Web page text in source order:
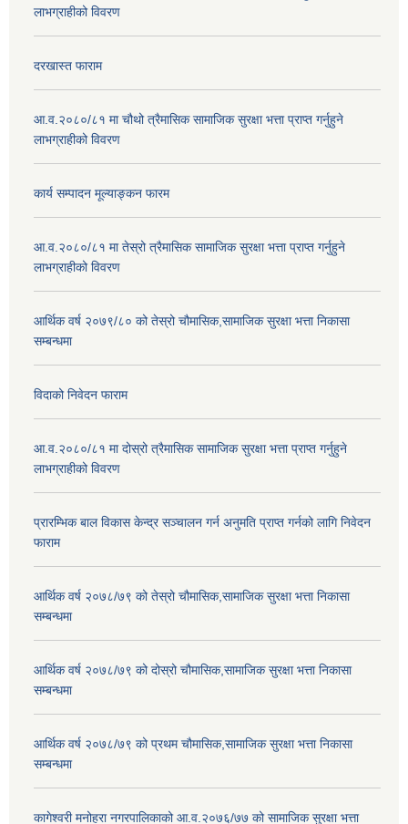
लाभग्राहीको विवरण
दरखास्त फाराम
आ.व.२०८०/८१ मा चौथो त्रैमासिक सामाजिक सुरक्षा भत्ता प्राप्त गर्नुहुने
लाभग्राहीको विवरण
कार्य सम्पादन मूल्याङ्कन फारम
आ.व.२०८०/८१ मा तेस्रो त्रैमासिक सामाजिक सुरक्षा भत्ता प्राप्त गर्नुहुने
लाभग्राहीको विवरण
आर्थिक वर्ष २०७९/८० को तेस्रो चौमासिक,सामाजिक सुरक्षा भत्ता निकासा
सम्बन्धमा
विदाको निवेदन फाराम
आ.व.२०८०/८१ मा दोस्रो त्रैमासिक सामाजिक सुरक्षा भत्ता प्राप्त गर्नुहुने
लाभग्राहीको विवरण
प्रारम्भिक बाल विकास केन्द्र सञ्चालन गर्न अनुमति प्राप्त गर्नको लागि निवेदन
फाराम
आर्थिक वर्ष २०७८/७९ को तेस्रो चौमासिक,सामाजिक सुरक्षा भत्ता निकासा
सम्बन्धमा
आर्थिक वर्ष २०७८/७९ को दोस्रो चौमासिक,सामाजिक सुरक्षा भत्ता निकासा
सम्बन्धमा
आर्थिक वर्ष २०७८/७९ को प्रथम चौमासिक,सामाजिक सुरक्षा भत्ता निकासा
सम्बन्धमा
कागेश्वरी मनोहरा नगरपालिकाको आ.व.२०७६/७७ को सामाजिक सुरक्षा भत्ता